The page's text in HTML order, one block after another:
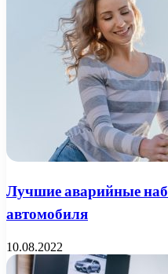
Лучшие аварийные
автомобиля
10.08.2022